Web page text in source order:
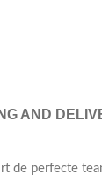
AND
de perfecte